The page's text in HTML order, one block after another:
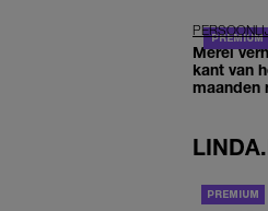
Merel
kant van
maanden
LINDA.